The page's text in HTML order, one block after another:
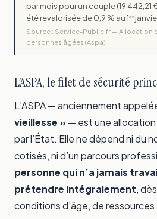
par mois pour un couple (19 442,21
été revalorisée de 0,9 % au 1ᵉʳ
Source : Service-Public.fr — Allocation
personnes âgées (Aspa)
L’ASPA, le filet de sécurité
L’ASPA — anciennement
vieillesse » — est une
par l’État. Elle ne dépend ni du
cotisés, ni d’un parcours
personne qui n’a jamais
prétendre intégralement,
conditions d’âge, de